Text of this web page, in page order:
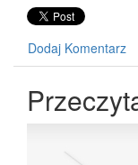
Dodaj Komentarz